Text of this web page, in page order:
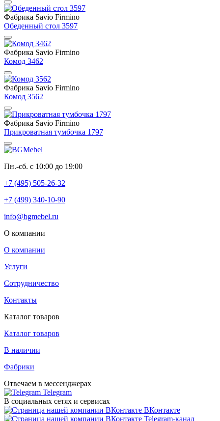
Фабрика Savio Firmino
Обеденный стол 3597
Фабрика Savio Firmino
Комод 3462
Фабрика Savio Firmino
Комод 3562
Фабрика Savio Firmino
Прикроватная тумбочка 1797
Пн.-сб. с 10:00 до 19:00
+7 (495) 505-26-32
+7 (499) 340-10-90
info@bgmebel.ru
О компании
О компании
Услуги
Сотрудничество
Контакты
Каталог товаров
Каталог товаров
В наличии
Фабрики
Отвечаем в мессенджерах
Telegram
В социальных сетях и сервисах
ВКонтакте
Telegram-канал